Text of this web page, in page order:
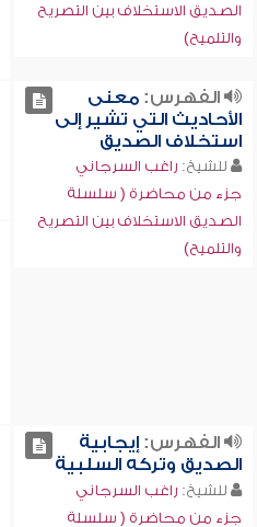
الصديق الاستخلاف بين التصريح
والتلميح)
الفهرس:معنى
الأحاديث التي تشير إلى
استخلاف الصديق
للشيخ: راغب السرجاني
جزء من محاضرة ( سلسلة
الصديق الاستخلاف بين التصريح
والتلميح)
الفهرس:إيجابية
الصديق وتركه السلبية
للشيخ: راغب السرجاني
جزء من محاضرة ( سلسلة